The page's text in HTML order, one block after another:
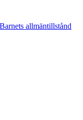
allmäntillstånd